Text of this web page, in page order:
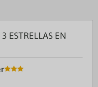
ESTRELLAS EN